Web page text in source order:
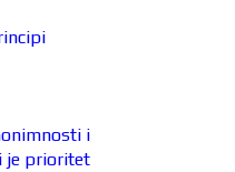
i
je prioritet